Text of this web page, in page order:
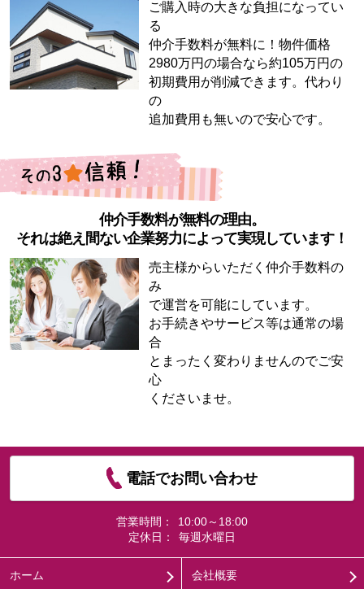
ご購入時の大きな負担になってい
る
仲介手数料が無料に！物件価格
2980万円の場合なら約105万円の
初期費用が削減できます。代わり
の
追加費用も無いので安心です。
仲介手数料が無料の理由。
それは絶え間ない企業努力によって実現しています！
売主様からいただく仲介手数料の
み
で運営を可能にしています。
お手続きやサービス等は通常の場
合
とまったく変わりませんのでご安
心
くださいませ。
電話でお問い合わせ
営業時間：
10:00～18:00
定休日：
毎週水曜日
ホーム 会社概要